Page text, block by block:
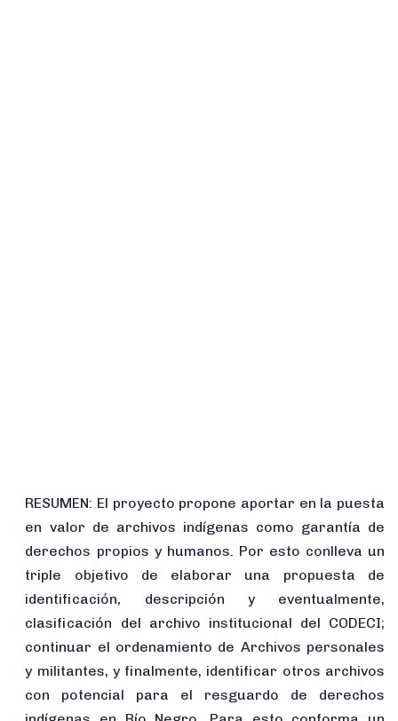
RESUMEN: El proyecto propone aportar en la puesta
en valor de archivos indígenas como garantía de
derechos propios y humanos. Por esto conlleva un
triple objetivo de elaborar una propuesta de
identificación, descripción y eventualmente,
clasificación del archivo institucional del CODECI;
continuar el ordenamiento de Archivos personales
y militantes, y finalmente, identificar otros archivos
con potencial para el resguardo de derechos